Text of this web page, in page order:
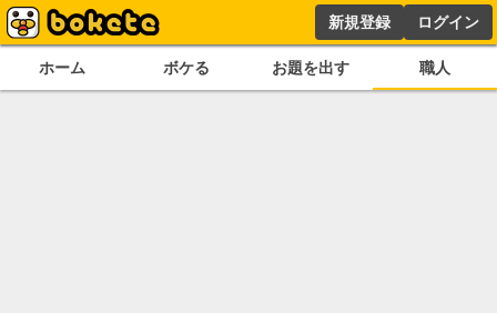
新規登録 ログイン
ホーム ボケる お題を出す 職人